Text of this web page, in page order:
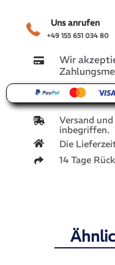
5M0953509A
+49 155 651 034 80
Uns anrufen
Wir
Versand
inbegriffen.
Die
14 Tage